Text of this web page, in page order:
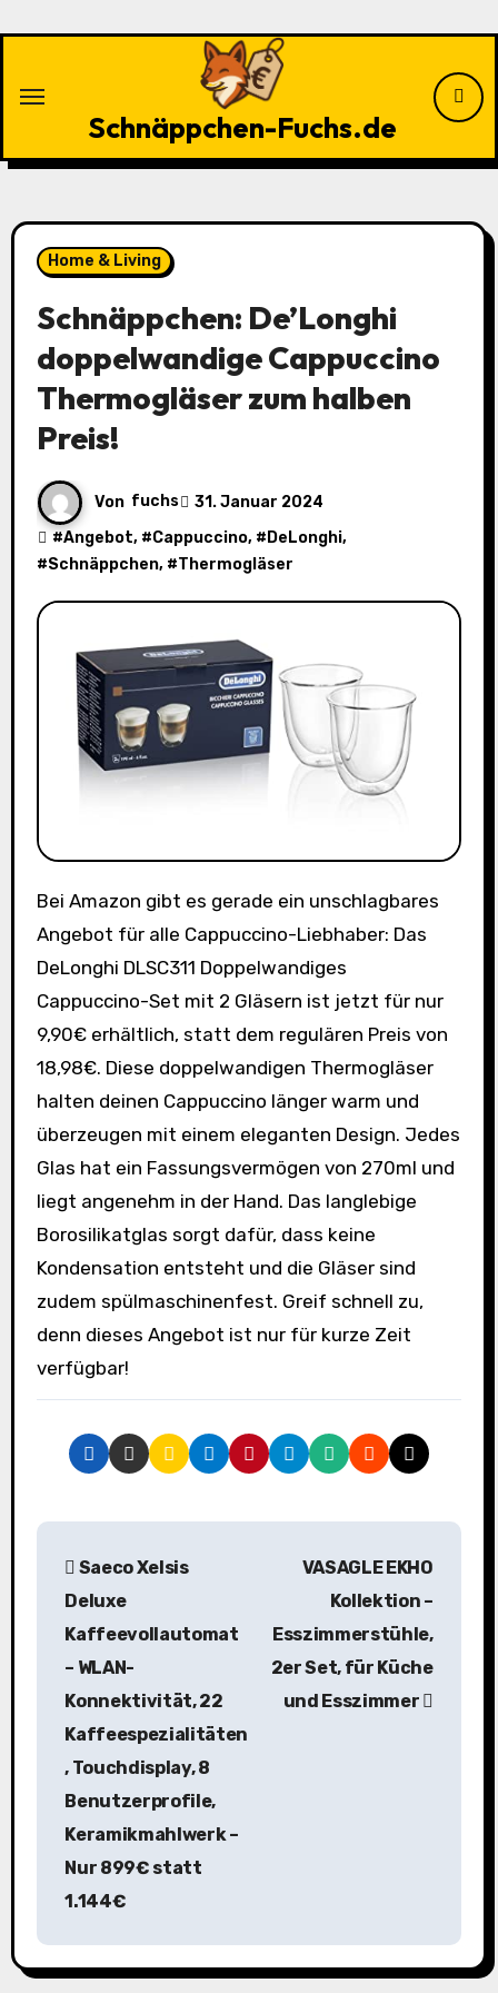
Schnäppchen-Fuchs.de
Home & Living
Schnäppchen: De’Longhi
doppelwandige Cappuccino
Thermogläser zum halben
Preis!
Von fuchs
31. Januar 2024
#Angebot, #Cappuccino, # DeLonghi,
#Schnäppchen, #Thermogläser
Bei Amazon gibt es gerade ein unschlagbares
Angebot für alle Cappuccino-Liebhaber: Das
DeLonghi DLSC311 Doppelwandiges
Cappuccino-Set mit 2 Gläsern ist jetzt für nur
9,90€ erhältlich, statt dem regulären Preis von
18,98€. Diese doppelwandigen Thermogläser
halten deinen Cappuccino länger warm und
überzeugen mit einem eleganten Design. Jedes
Glas hat ein Fassungsvermögen von 270ml und
liegt angenehm in der Hand. Das langlebige
Borosilikatglas sorgt dafür, dass keine
Kondensation entsteht und die Gläser sind
zudem spülmaschinenfest. Greif schnell zu,
denn dieses Angebot ist nur für kurze Zeit
verfügbar!
B
a
Saeco Xelsis
Deluxe
Kaffeevollautomat
– WLAN-
Konnektivität, 22
Kaffeespezialitäten
, Touchdisplay, 8
Benutzerprofile,
Keramikmahlwerk –
Nur 899€ statt
1.144€
VASAGLE EKHO
Kollektion –
Esszimmerstühle,
2er Set, für Küche
und Esszimmer